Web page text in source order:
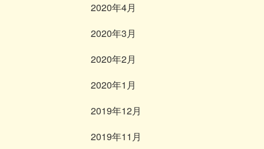
2020年4月
2020年3月
2020年2月
2020年1月
2019年12月
2019年11月